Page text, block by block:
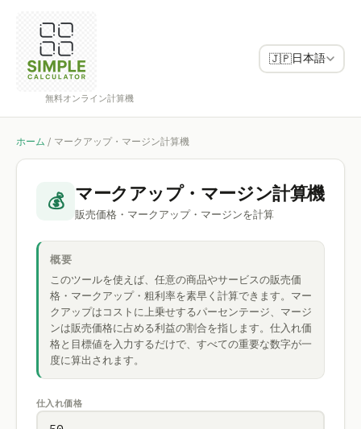
無料オンライン計算機
🇯🇵日本語
ホーム / マークアップ・マージン計算機
💰 マークアップ・マージン計算機
販売価格・マークアップ・マージンを計算
概要
このツールを使えば、任意の商品やサービスの販売価
格・マークアップ・粗利率を素早く計算できます。マー
クアップはコストに上乗せするパーセンテージ、マージ
ンは販売価格に占める利益の割合を指します。仕入れ価
格と目標値を入力するだけで、すべての重要な数字が一
度に算出されます。
仕入れ価格